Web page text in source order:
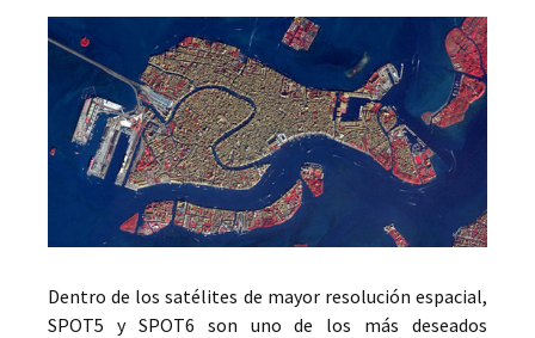
Dentro de los satélites de mayor resolución espacial,
SPOT5 y SPOT6 son uno de los más deseados